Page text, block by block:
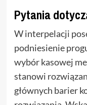
Pytania
W interpelacji
podniesienie
wybór kasowej
stanowi
głównych barier